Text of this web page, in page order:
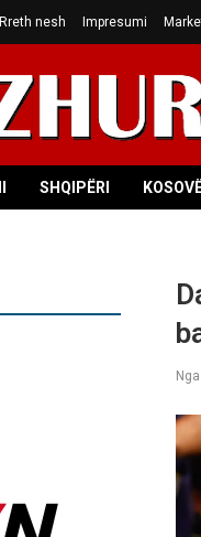
Rreth nesh Impresumi
SHQIPËRI
Nga